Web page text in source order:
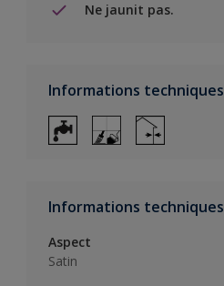
Ne jaunit pas.
Informations techniques
Informations techniques
Aspect
Satin